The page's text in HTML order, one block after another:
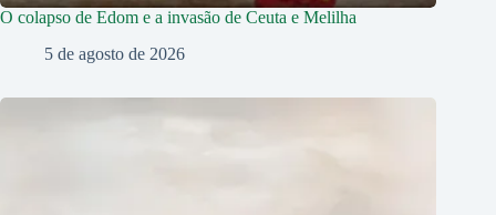
O colapso de Edom e a invasão de Ceuta e Melilha
5 de agosto de 2026